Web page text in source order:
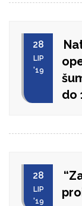
28
LIP
'19
do
28
LIP
'19